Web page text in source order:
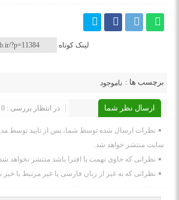
لینک کوتاه
برچسب ها : ناموجود
ارسال نظر شما در انتظار بررسی : 0
نظرات ارسال شده توسط شما، پس از تایید توسط
سایت منتشر خواهد شد.
نظراتی که حاوی تهمت یا افترا باشد منتشر نخواهد
نظراتی که به غیر از زبان فارسی یا غیر مرتبط با